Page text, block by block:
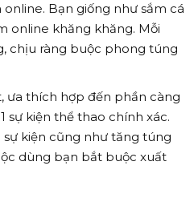
Bạn giống như sắm cá
online khăng khăng. Mỗi
chịu ràng buộc phong túng
ưa thích hợp đến phần càng
sự kiện thể thao chính xác.
kiện cũng như tăng túng
dùng bạn bắt buộc xuất